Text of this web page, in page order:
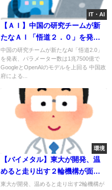
IT・AI
【ＡＩ】中国の研究チームが新
たなＡＩ「悟道２．０」を発
表、パラメーター数は 1兆7500
億でGoogleとOpenAIのモデル
を上回る！
中国の研究チームが新たなAI「悟道2.0」
を発表、パラメーター数は1兆7500億で
GoogleとOpenAIのモデルを上回る 中国政
府による...
環境
【バイメタル】東大が開発、温
めると走り出す２輪機構が面白
い
東大が開発、温めると走り出す2輪機構が